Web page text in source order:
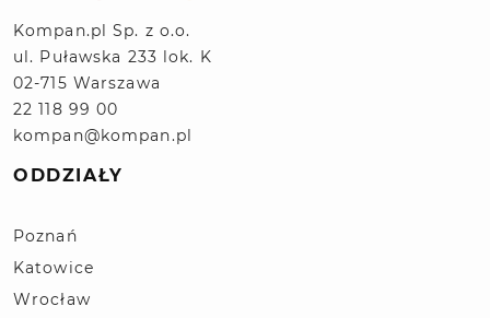
Kompan.pl Sp. z o.o.
ul. Puławska 233 lok. K
02-715 Warszawa
22 118 99 00
kompan@kompan.pl
ODDZIAŁY
Poznań
Katowice
Wrocław